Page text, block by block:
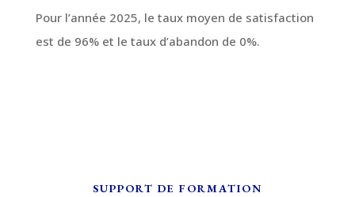
Pour l’année 2025, le taux moyen de satisfaction
est de 96% et le taux d’abandon de 0%.
SUPPORT DE FORMATION